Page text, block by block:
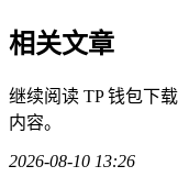
相关文章
继续阅读 TP 钱包下
内容。
2026-08-10 13:26